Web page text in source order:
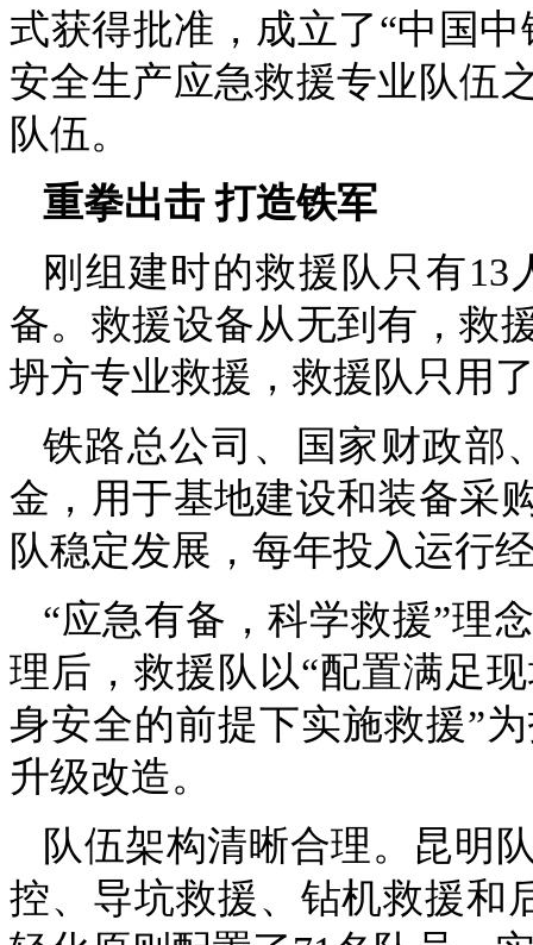
式获得批准，成立了“中国
安全生产应急救援专业队伍
队伍。
重拳出击 打造铁军
刚组建时的救援队只有
备。救援设备从无到有，救
坍方专业救援，救援队只用
铁路总公司、国家财政部
金，用于基地建设和装备采
队稳定发展，每年投入运行
“应急有备，科学救援”理
理后，救援队以“配置满足
身安全的前提下实施救援”
升级改造。
队伍架构清晰合理。昆明
控、导坑救援、钻机救援和